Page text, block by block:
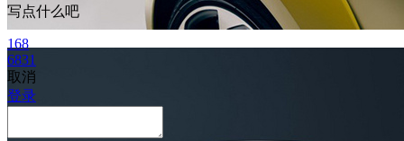
写点什么吧
168
6831
取消
登录